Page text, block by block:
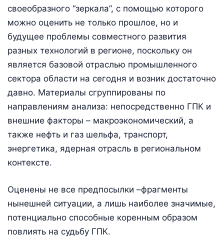
своеобразного “зеркала”, с помощью которого
можно оценить не только прошлое, но и
будущее проблемы совместного развития
разных технологий в регионе, поскольку он
является базовой отраслью промышленного
сектора области на сегодня и возник достаточно
давно. Материалы сгруппированы по
направлениям анализа: непосредственно ГПК и
внешние факторы – макроэкономический, а
также нефть и газ шельфа, транспорт,
энергетика, ядерная отрасль в региональном
контексте.
Оценены не все предпосылки –фрагменты
нынешней ситуации, а лишь наиболее значимые,
потенциально способные коренным образом
повлиять на судьбу ГПК.